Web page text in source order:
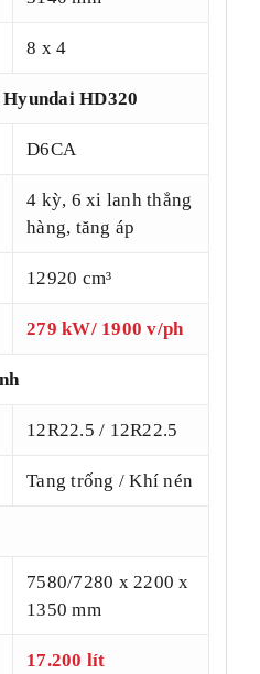
8 x 4
HD320
D6CA
4 kỳ, 6 xi lanh thẳng
hàng, tăng áp
12920 cm³
279 kW/ 1900 v/ph
12R22.5 / 12R22.5
Tang trống / Khí nén
7580/7280 x 2200 x
1350 mm
17.200 lít